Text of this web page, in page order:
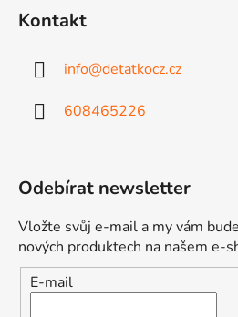
Kontakt
info@detatkocz.cz
608465226
Odebírat newsletter
Vložte svůj e-mail a my vám
nových produktech na našem e-
E-mail